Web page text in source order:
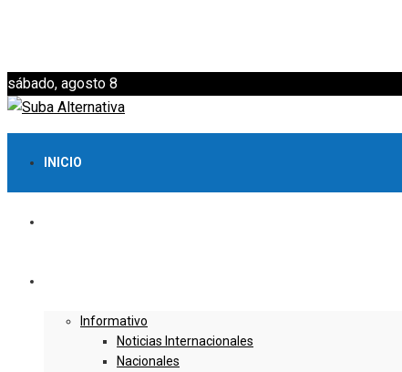
sábado, agosto 8
INICIO
Informativo
Noticias Internacionales
Nacionales